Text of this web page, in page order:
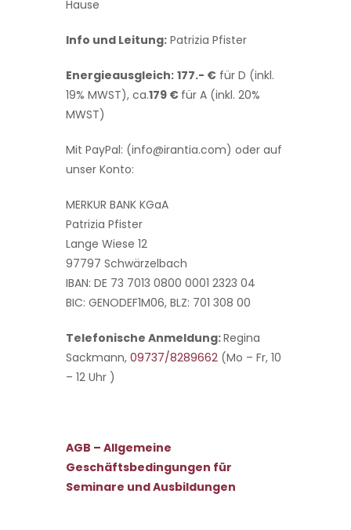
Hause
Info und Leitung: Patrizia Pfister
Energieausgleich: 177.- € für D (inkl.
19% MWST), ca.179 € für A (inkl. 20%
MWST)
Mit PayPal: (info@irantia.com) oder auf
unser Konto:
MERKUR BANK KGaA
Patrizia Pfister
Lange Wiese 12
97797 Schwärzelbach
IBAN: DE 73 7013 0800 0001 2323 04
BIC: GENODEF1M06, BLZ: 701 308 00
Telefonische Anmeldung:Regina
Sackmann, 09737/8289662 (Mo – Fr, 10
– 12 Uhr )
AGB – Allgemeine
Geschäftsbedingungen für
Seminare und Ausbildungen